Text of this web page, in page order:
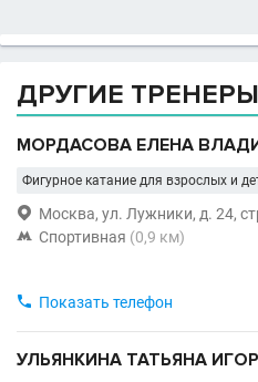
ДРУГИЕ
МОРДАСОВА ЕЛЕНА
Фигурное катание для взрослых и
 Москва, ул. Лужники, д. 24,
 Спортивная (0,9 км)
 Показать телефон
УЛЬЯНКИНА ТАТЬЯНА